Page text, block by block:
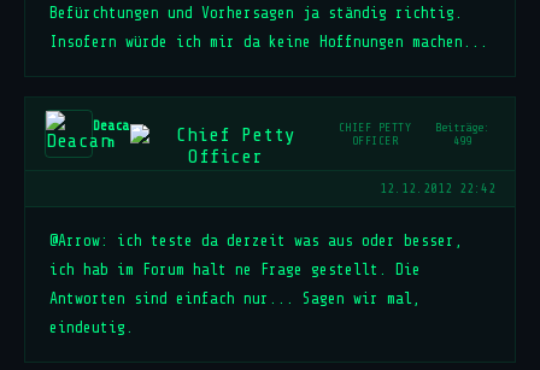
Befürchtungen und Vorhersagen ja ständig richtig.
Insofern würde ich mir da keine Hoffnungen machen...
Deaca
n
CHIEF PETTY
OFFICER
Beiträge:
499
12.12.2012 22:42
@Arrow: ich teste da derzeit was aus oder besser,
ich hab im Forum halt ne Frage gestellt. Die
Antworten sind einfach nur... Sagen wir mal,
eindeutig.